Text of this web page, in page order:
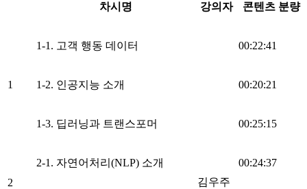
차시명 강의자 콘텐츠 분량
1
1-1. 고객 행동 데이터
김우주
00:22:41
1-2. 인공지능 소개 00:20:21
1-3. 딥러닝과 트랜스포머 00:25:15
2
2-1. 자연어처리(NLP) 소개 00:24:37